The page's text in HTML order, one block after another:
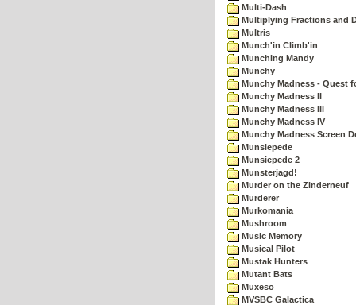
Multi-Dash
Multiplying Fractions and
Multris
Munch'in Climb'in
Munching Mandy
Munchy
Munchy Madness - Quest
Munchy Madness II
Munchy Madness III
Munchy Madness IV
Munchy Madness Screen
Munsiepede
Munsiepede 2
Munsterjagd!
Murder on the Zinderneuf
Murderer
Murkomania
Mushroom
Music Memory
Musical Pilot
Mustak Hunters
Mutant Bats
Muxeso
MVSBC Galactica